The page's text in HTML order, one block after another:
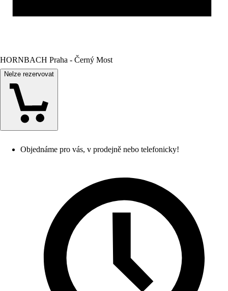
HORNBACH Praha - Černý Most
Nelze rezervovat
Objednáme pro vás, v prodejně nebo telefonicky!